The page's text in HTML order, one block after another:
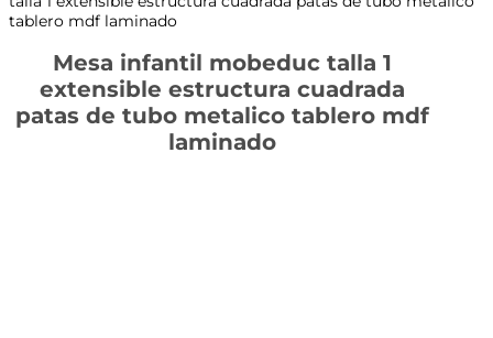
tablero mdf laminado
Mesa infantil mobeduc talla 1
extensible estructura cuadrada
patas de tubo metalico tablero mdf
laminado